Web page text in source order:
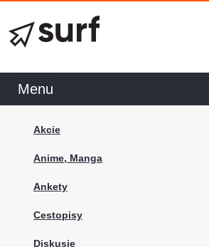
Menu
Akcie
Anime, Manga
Ankety
Cestopisy
Diskusie